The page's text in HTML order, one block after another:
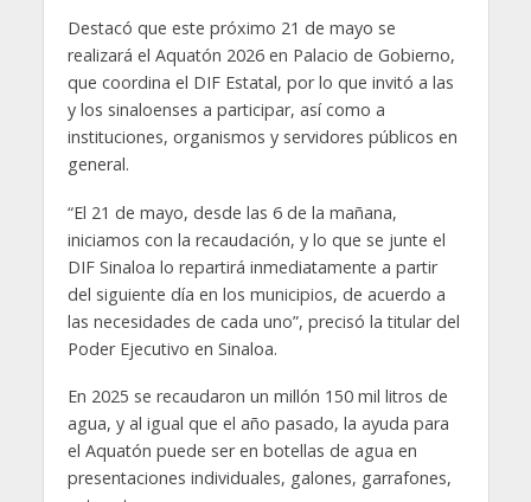
Destacó que este próximo 21 de mayo se
realizará el Aquatón 2026 en Palacio de Gobierno,
que coordina el DIF Estatal, por lo que invitó a las
y los sinaloenses a participar, así como a
instituciones, organismos y servidores públicos en
general.
“El 21 de mayo, desde las 6 de la mañana,
iniciamos con la recaudación, y lo que se junte el
DIF Sinaloa lo repartirá inmediatamente a partir
del siguiente día en los municipios, de acuerdo a
las necesidades de cada uno”, precisó la titular del
Poder Ejecutivo en Sinaloa.
En 2025 se recaudaron un millón 150 mil litros de
agua, y al igual que el año pasado, la ayuda para
el Aquatón puede ser en botellas de agua en
presentaciones individuales, galones, garrafones,